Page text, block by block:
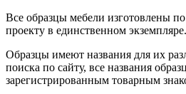
Все образцы мебели изготовлены
проекту в единственном экземпляре.
Образцы имеют названия для их
поиска по сайту, все названия
зарегистрированным товарным